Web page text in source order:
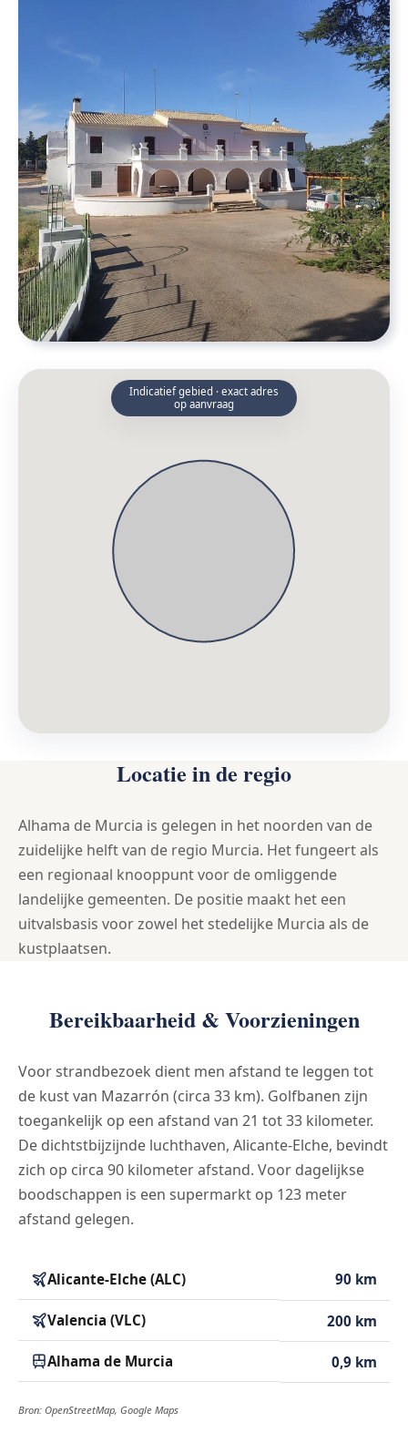
Indicatief gebied · exact adres
op aanvraag
Locatie in de regio
Alhama de Murcia is gelegen in het noorden van de
zuidelijke helft van de regio Murcia. Het fungeert als
een regionaal knooppunt voor de omliggende
landelijke gemeenten. De positie maakt het een
uitvalsbasis voor zowel het stedelijke Murcia als de
kustplaatsen.
Bereikbaarheid & Voorzieningen
Voor strandbezoek dient men afstand te leggen tot
de kust van Mazarrón (circa 33 km). Golfbanen zijn
toegankelijk op een afstand van 21 tot 33 kilometer.
De dichtstbijzijnde luchthaven, Alicante-Elche, bevindt
zich op circa 90 kilometer afstand. Voor dagelijkse
boodschappen is een supermarkt op 123 meter
afstand gelegen.
Alicante-Elche (ALC) 90 km
Valencia (VLC) 200 km
Alhama de Murcia 0,9 km
Bron: OpenStreetMap, Google Maps